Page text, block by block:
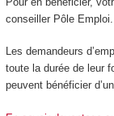
conseiller Pôle Emploi.
Les demandeurs
toute la durée de leur
peuvent bénéficier